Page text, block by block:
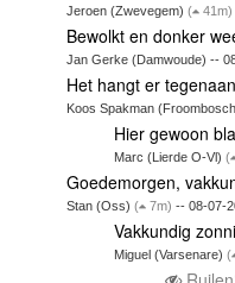
Jeroen (Zwevegem)( 41m)
Bewolkt en donker
Jan Gerke (Damwoude) --
Het hangt er
Koos Spakman
Hier gewoon
Marc (Lierde O-Vl) (
Goedemorgen,
Stan (Oss)( 7m) -- 08-07-
Vakkundig
Miguel (Varsenare) (